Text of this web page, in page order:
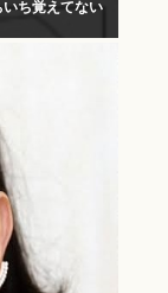
いち覚えてない